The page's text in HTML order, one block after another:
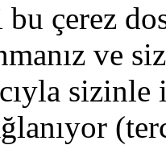
çerez
ve